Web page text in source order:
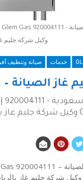
وكيل شركة جليم
خدمات صيانة وتنظيف
الصيانة – 920004111